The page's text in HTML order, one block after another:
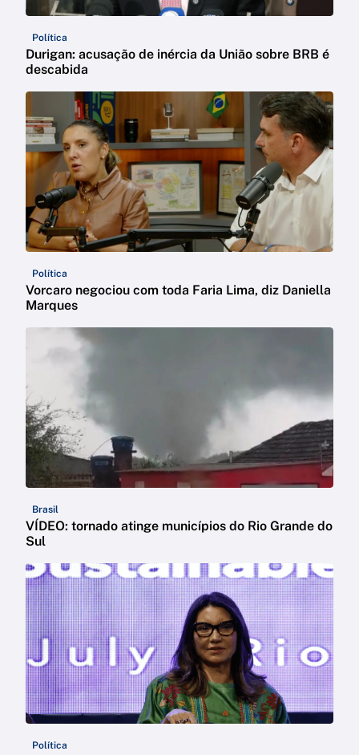
Política
Durigan: acusação de inércia da União sobre BRB é
descabida
Política
Vorcaro negociou com toda Faria Lima, diz Daniella
Marques
Brasil
VÍDEO: tornado atinge municípios do Rio Grande do
Sul
Política